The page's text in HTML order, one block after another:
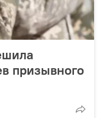
призывного